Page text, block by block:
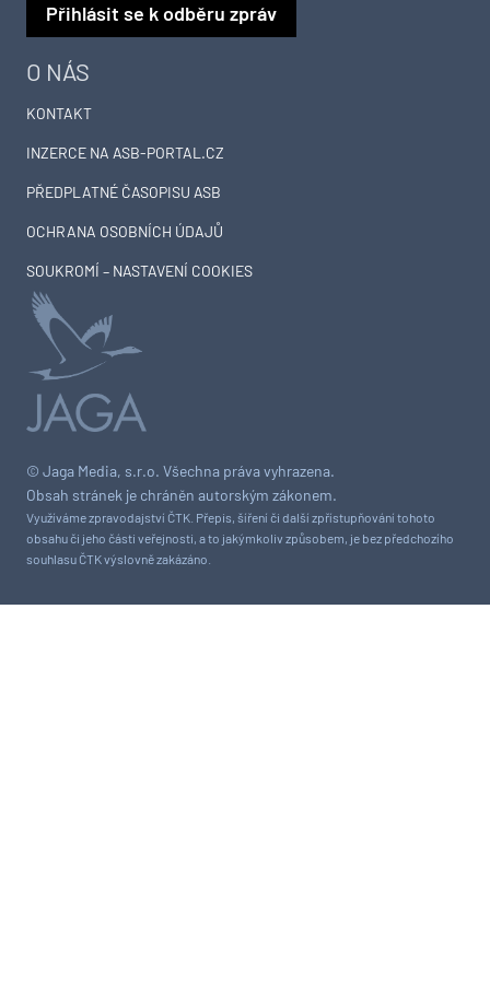
© Jaga Media, s.r.o. Všechna práva vyhrazena.
Obsah stránek je chráněn autorským zákonem.
Využíváme zpravodajství ČTK. Přepis, šíření či další zpřístupňování tohoto
obsahu či jeho části veřejnosti, a to jakýmkoliv způsobem, je bez předchozího
souhlasu ČTK výslovně zakázáno.
O NÁS
KONTAKT
INZERCE NA ASB-PORTAL.CZ
PŘEDPLATNÉ ČASOPISU ASB
OCHRANA OSOBNÍCH ÚDAJŮ
SOUKROMÍ – NASTAVENÍ COOKIES
Přihlásit se k odběru zpráv